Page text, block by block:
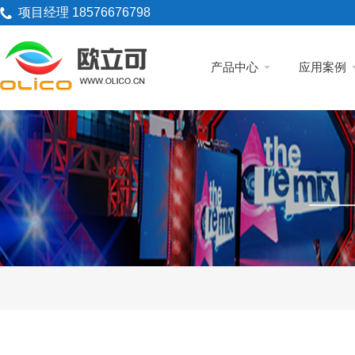
项目经理 18576676798
产品中心 应用案例